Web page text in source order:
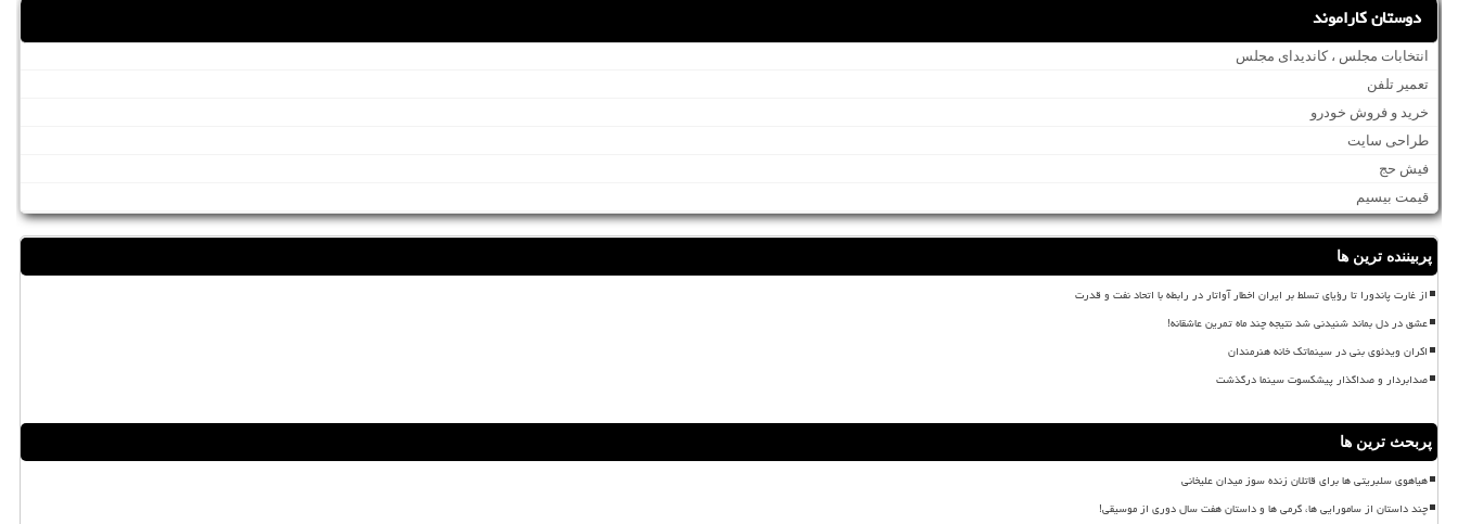
دوستان کاراموند
انتخابات مجلس ، کاندیدای مجلس
تعمیر تلفن
خرید و فروش خودرو
طراحی سایت
فیش حج
قیمت بیسیم
پربیننده ترین ها
از غارت پاندورا تا رؤیای تسلط بر ایران اخطار آواتار در رابطه با اتحاد نفت و قدرت
عشق در دل بماند شنیدنی شد نتیجه چند ماه تمرین عاشقانه!
اکران ویدئوی بنی در سینماتک خانه هنرمندان
صدابردار و صداگذار پیشکسوت سینما درگذشت
پربحث ترین ها
هیاهوی سلبریتی ها برای قاتلان زنده سوز میدان علیخانی
چند داستان از سامورایی ها، گرمی ها و داستان هفت سال دوری از موسیقی!